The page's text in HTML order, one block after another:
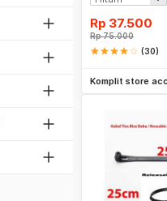
Rp 37.500
Rp75.000
starstarstarstarstar_border (30)
Komplit store acc